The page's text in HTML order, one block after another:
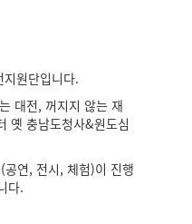
원단입니다.
대전, 꺼지지 않는 재
옛 충남도청사&원도심
공연, 전시, 체험)이 진행
다.